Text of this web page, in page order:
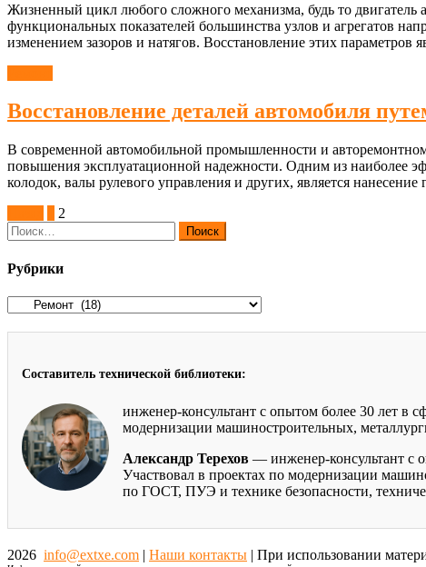
Жизненный цикл любого сложного механизма, будь то
функциональных показателей большинства узлов и агрегатов
изменением зазоров и натягов. Восстановление этих
Восстановление деталей автомобиля
В современной автомобильной промышленности и
повышения эксплуатационной надежности. Одним из наиболее
колодок, валы рулевого управления и других, является
Пагинация
записей
2
Найти:
Рубрики
Рубрики
Составитель технической библиотеки:
инженер-консультант с опытом более 30 лет в
модернизации машиностроительных,
Александр Терехов — инженер-консультант с
Участвовал в проектах по модернизации
по ГОСТ, ПУЭ и технике безопасности,
2026 info@extxe.com | Наши контакты | При использовании